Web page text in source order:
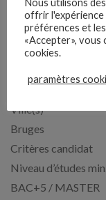
100
Lieu de prise de
Lieu de prise de
Europe, France,
Ville(s)
Bruges
Critères candidat
Niveau d’études
BAC+5 / MASTER
Nous utilisons
offrir l'expérience
préférences et
«Accepter», vous
cookies.
paramètres